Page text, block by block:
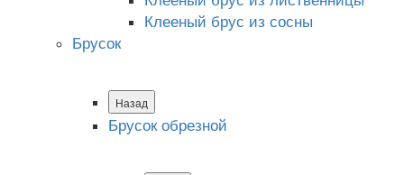
Клееный брус из сосны
Брусок
Назад
Брусок обрезной